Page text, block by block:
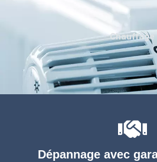
Dépannage avec
Chauffage